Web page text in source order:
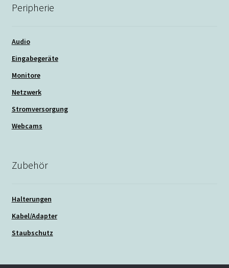
Peripherie
Audio
Eingabegeräte
Monitore
Netzwerk
Stromversorgung
Webcams
Zubehör
Halterungen
Kabel/Adapter
Staubschutz